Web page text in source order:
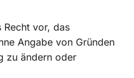
Recht vor, das
Angabe von Gründen
zu ändern oder